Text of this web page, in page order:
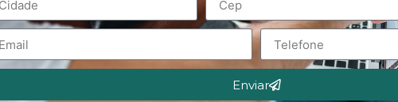
Enviar